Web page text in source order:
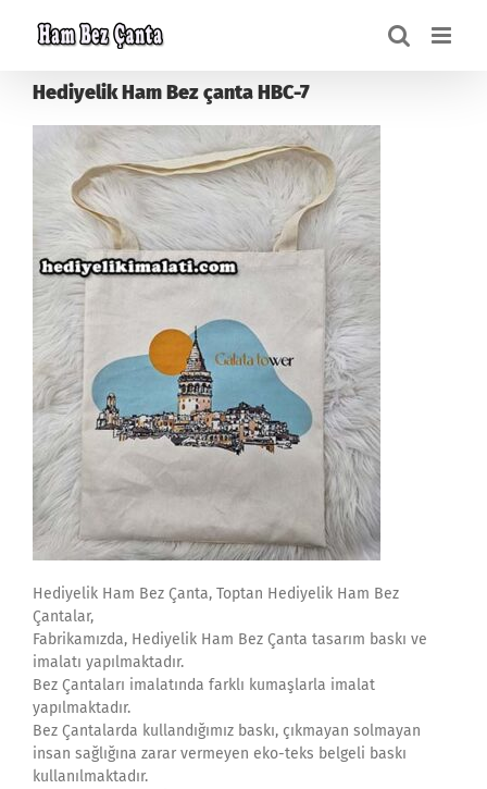
Hediyelik Ham Bez çanta HBC-7
Hediyelik Ham Bez Çanta, Toptan Hediyelik Ham Bez
Çantalar,
Fabrikamızda, Hediyelik Ham Bez Çanta tasarım baskı ve
imalatı yapılmaktadır.
Bez Çantaları imalatında farklı kumaşlarla imalat
yapılmaktadır.
Bez Çantalarda kullandığımız baskı, çıkmayan solmayan
insan sağlığına zarar vermeyen eko-teks belgeli baskı
kullanılmaktadır.